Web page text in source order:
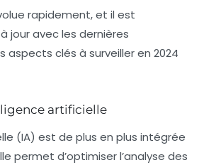
rapidement, et il est
jour avec les dernières
aspects clés à surveiller en 2024
artificielle
(IA) est de plus en plus intégrée
permet d’optimiser l’analyse des